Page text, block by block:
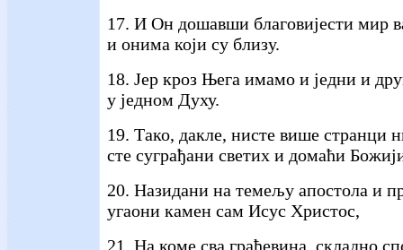
17. И Он дошавши благовијести мир
и онима који су близу.
18. Јер кроз Њега имамо и једни и
у једном Духу.
19. Тако, дакле, нисте више странци
сте суграђани светих и домаћи
20. Назидани на темељу апостола и
угаони камен сам Исус Христос,
21. На коме сва грађевина, складно